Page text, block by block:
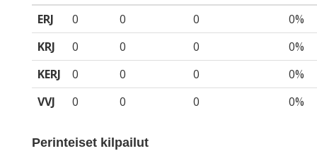
ERJ
0 0 0
0%
KRJ
0 0 0
0%
KERJ
0 0 0
0%
VVJ
0 0 0 0%
Perinteiset kilpailut